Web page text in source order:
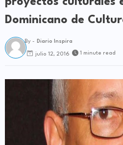
Dominicano de
By - Diario Inspira
julio 12, 2016 1 minute read